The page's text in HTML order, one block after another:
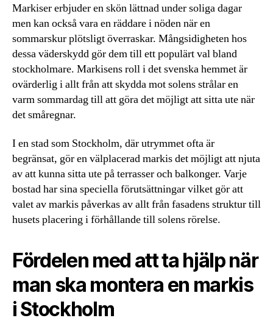
Markiser erbjuder en skön lättnad under soliga dagar
men kan också vara en räddare i nöden när en
sommarskur plötsligt överraskar. Mångsidigheten hos
dessa väderskydd gör dem till ett populärt val bland
stockholmare. Markisens roll i det svenska hemmet är
ovärderlig i allt från att skydda mot solens strålar en
varm sommardag till att göra det möjligt att sitta ute när
det småregnar.
I en stad som Stockholm, där utrymmet ofta är
begränsat, gör en välplacerad markis det möjligt att njuta
av att kunna sitta ute på terrasser och balkonger. Varje
bostad har sina speciella förutsättningar vilket gör att
valet av markis påverkas av allt från fasadens struktur till
husets placering i förhållande till solens rörelse.
Fördelen med att ta hjälp när
man ska montera en markis
i Stockholm